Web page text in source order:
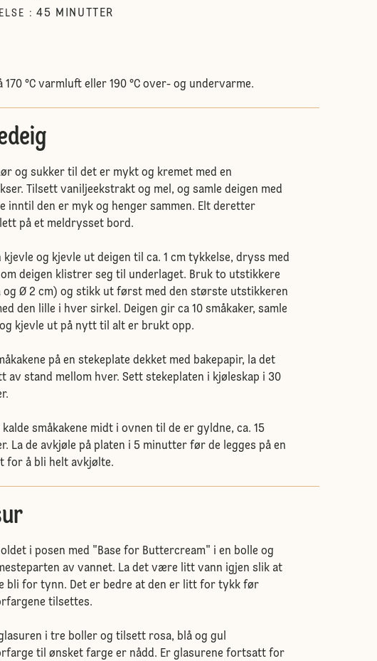
: 45 MINUTTER
°C varmluft eller 190 °C over- og undervarme.
og sukker til det er mykt og kremet med en
Tilsett vaniljeekstrakt og mel, og samle deigen med
inntil den er myk og henger sammen. Elt deretter
på et meldrysset bord.
kjevle og kjevle ut deigen til ca. 1 cm tykkelse, dryss med
om deigen klistrer seg til underlaget. Bruk to utstikkere
og Ø 2 cm) og stikk ut først med den største utstikkeren
den lille i hver sirkel. Deigen gir ca 10 småkaker, samle
kjevle ut på nytt til alt er brukt opp.
på en stekeplate dekket med bakepapir, la det
av stand mellom hver. Sett stekeplaten i kjøleskap i 30
kalde småkakene midt i ovnen til de er gyldne, ca. 15
La de avkjøle på platen i 5 minutter før de legges på en
for å bli helt avkjølte.
i posen med "Base for Buttercream" i en bolle og
av vannet. La det være litt vann igjen slik at
bli for tynn. Det er bedre at den er litt for tykk før
tilsettes.
i tre boller og tilsett rosa, blå og gul
til ønsket farge er nådd. Er glasurene fortsatt for